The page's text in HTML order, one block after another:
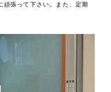
頑張って下さい。また、定期